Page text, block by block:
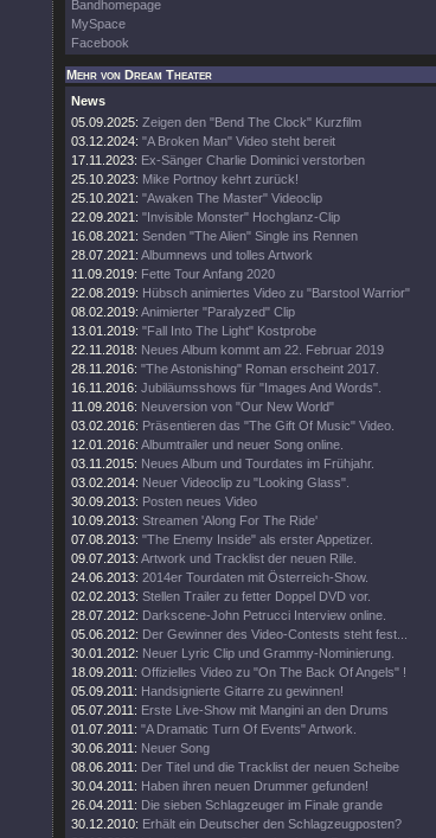
Bandhomepage
MySpace
Facebook
Mehr von Dream Theater
News
05.09.2025: Zeigen den "Bend The Clock" Kurzfilm
03.12.2024: "A Broken Man" Video steht bereit
17.11.2023: Ex-Sänger Charlie Dominici verstorben
25.10.2023: Mike Portnoy kehrt zurück!
25.10.2021: "Awaken The Master" Videoclip
22.09.2021: "Invisible Monster" Hochglanz-Clip
16.08.2021: Senden "The Alien" Single ins Rennen
28.07.2021: Albumnews und tolles Artwork
11.09.2019: Fette Tour Anfang 2020
22.08.2019: Hübsch animiertes Video zu "Barstool Warrior"
08.02.2019: Animierter "Paralyzed" Clip
13.01.2019: "Fall Into The Light" Kostprobe
22.11.2018: Neues Album kommt am 22. Februar 2019
28.11.2016: "The Astonishing" Roman erscheint 2017.
16.11.2016: Jubiläumsshows für "Images And Words".
11.09.2016: Neuversion von "Our New World"
03.02.2016: Präsentieren das "The Gift Of Music" Video.
12.01.2016: Albumtrailer und neuer Song online.
03.11.2015: Neues Album und Tourdates im Frühjahr.
03.02.2014: Neuer Videoclip zu "Looking Glass".
30.09.2013: Posten neues Video
10.09.2013: Streamen 'Along For The Ride'
07.08.2013: "The Enemy Inside" als erster Appetizer.
09.07.2013: Artwork und Tracklist der neuen Rille.
24.06.2013: 2014er Tourdaten mit Österreich-Show.
02.02.2013: Stellen Trailer zu fetter Doppel DVD vor.
28.07.2012: Darkscene-John Petrucci Interview online.
05.06.2012: Der Gewinner des Video-Contests steht fest...
30.01.2012: Neuer Lyric Clip und Grammy-Nominierung.
18.09.2011: Offizielles Video zu "On The Back Of Angels" !
05.09.2011: Handsignierte Gitarre zu gewinnen!
05.07.2011: Erste Live-Show mit Mangini an den Drums
01.07.2011: "A Dramatic Turn Of Events" Artwork.
30.06.2011: Neuer Song
08.06.2011: Der Titel und die Tracklist der neuen Scheibe
30.04.2011: Haben ihren neuen Drummer gefunden!
26.04.2011: Die sieben Schlagzeuger im Finale grande
30.12.2010: Erhält ein Deutscher den Schlagzeugposten?